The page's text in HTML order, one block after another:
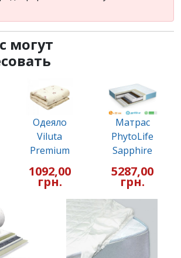
могут
Одеяло
Viluta
Premium
1092,00
грн.
Матрас
PhytoLife
Sapphire
5287,00
грн.